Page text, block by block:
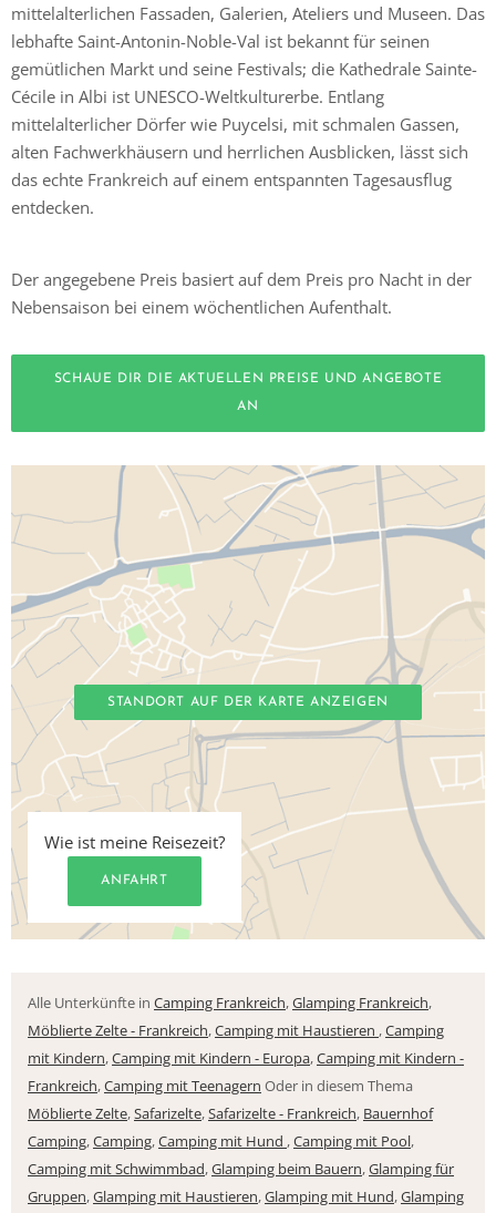
mittelalterlichen Fassaden, Galerien, Ateliers und Museen. Das
lebhafte Saint-Antonin-Noble-Val ist bekannt für seinen
gemütlichen Markt und seine Festivals; die Kathedrale Sainte-
Cécile in Albi ist UNESCO-Weltkulturerbe. Entlang
mittelalterlicher Dörfer wie Puycelsi, mit schmalen Gassen,
alten Fachwerkhäusern und herrlichen Ausblicken, lässt sich
das echte Frankreich auf einem entspannten Tagesausflug
entdecken.
Der angegebene Preis basiert auf dem Preis pro Nacht in der
Nebensaison bei einem wöchentlichen Aufenthalt.
SCHAUE DIR DIE AKTUELLEN PREISE UND ANGEBOTE
AN
STANDORT AUF DER KARTE ANZEIGEN
Wie ist meine Reisezeit?
ANFAHRT
Alle Unterkünfte in Camping Frankreich,Glamping Frankreich,
Möblierte Zelte - Frankreich,Camping mit Haustieren ,Camping
mit Kindern,Camping mit Kindern - Europa,Camping mit Kindern -
Frankreich,Camping mit Teenagern Oder in diesem Thema
Möblierte Zelte,Safarizelte,Safarizelte - Frankreich, Bauernhof
Camping,Camping,Camping mit Hund ,Camping mit Pool,
Camping mit Schwimmbad,Glamping beim Bauern,Glamping für
Gruppen,Glamping mit Haustieren,Glamping mit Hund,Glamping